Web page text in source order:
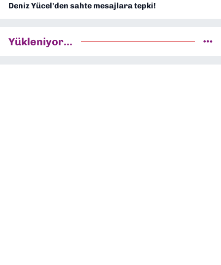
Deniz Yücel'den sahte mesajlara tepki!
Yükleniyor...